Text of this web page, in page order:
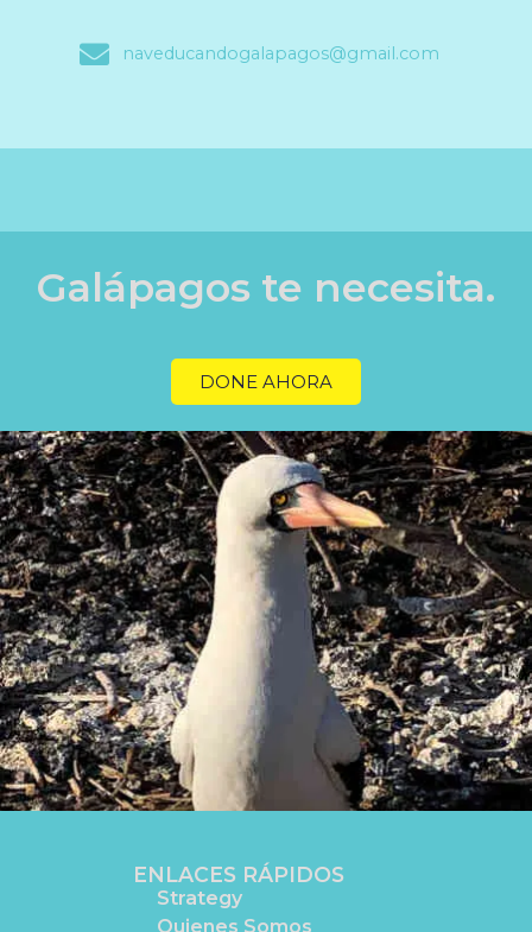
naveducandogalapagos@gmail.com
Galápagos te necesita.
DONE AHORA
ENLACES RÁPIDOS
Strategy
Quienes Somos